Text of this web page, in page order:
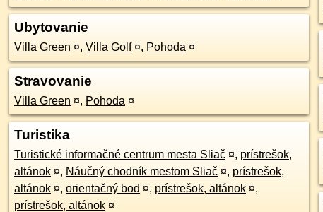
Ubytovanie
Villa Green ¤, Villa Golf ¤, Pohoda ¤
Stravovanie
Villa Green ¤, Pohoda ¤
Turistika
Turistické informačné centrum mesta Sliač ¤, prístrešok,
altánok ¤, Náučný chodník mestom Sliač ¤, prístrešok,
altánok ¤, orientačný bod ¤, prístrešok, altánok ¤,
prístrešok, altánok ¤